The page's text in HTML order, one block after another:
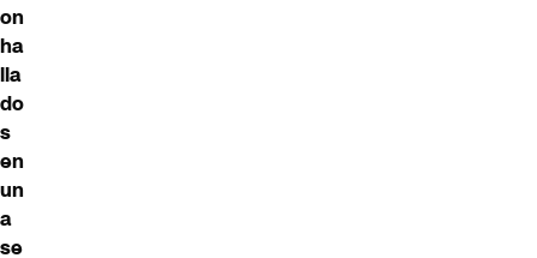
on
ha
lla
do
s
en
un
a
se